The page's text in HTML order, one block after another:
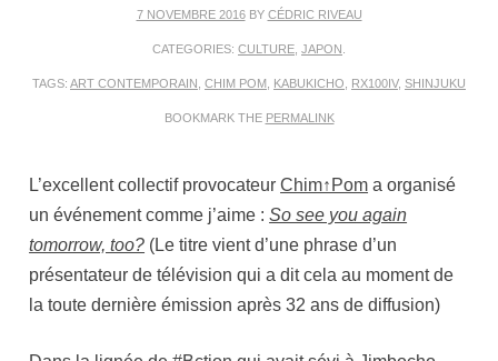
7 NOVEMBRE 2016BY CÉDRIC RIVEAU
CATEGORIES: CULTURE JAPON
TAGS: ART CONTEMPORAIN CHIM POM KABUKICHO RX100IV, SHINJUKU
BOOKMARK THE PERMALINK
L’excellent collectif provocateurChim↑Pom a organisé
un événement comme j’aime :So see you again
tomorrow, too? (Le titre vient d’une phrase d’un
présentateur de télévision qui a dit cela au moment de
la toute dernière émission après 32 ans de diffusion)